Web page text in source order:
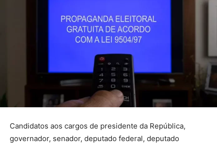
Candidatos aos cargos de presidente da República,
governador, senador, deputado federal, deputado